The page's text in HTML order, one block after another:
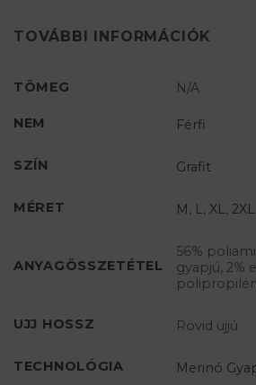
TOVÁBBI INFORMÁCIÓK
TÖMEG N/A
NEM Férfi
SZÍN Grafit
MÉRET M, L,XL,2XL
ANYAGÖSSZETÉTEL
56%
gyapjú, 2%
UJJ HOSSZ Rövid ujjú
TECHNOLÓGIA Merinó